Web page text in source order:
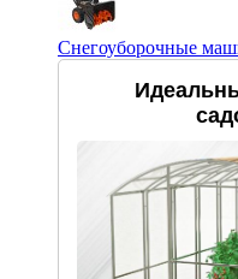
Снегоуборочные